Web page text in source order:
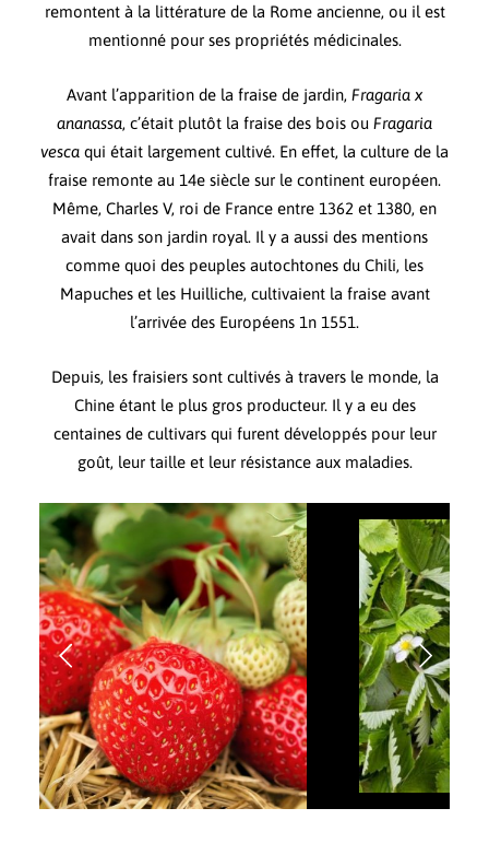
remontent à la littérature de la Rome ancienne, ou il est
mentionné pour ses propriétés médicinales.
Avant l’apparition de la fraise de jardin, Fragaria x
ananassa, c’était plutôt la fraise des bois ou Fragaria
vesca qui était largement cultivé. En effet, la culture de la
fraise remonte au 14e siècle sur le continent européen.
Même, Charles V, roi de France entre 1362 et 1380, en
avait dans son jardin royal. Il y a aussi des mentions
comme quoi des peuples autochtones du Chili, les
Mapuches et les Huilliche, cultivaient la fraise avant
l’arrivée des Européens 1n 1551.
Depuis, les fraisiers sont cultivés à travers le monde, la
Chine étant le plus gros producteur. Il y a eu des
centaines de cultivars qui furent développés pour leur
goût, leur taille et leur résistance aux maladies.